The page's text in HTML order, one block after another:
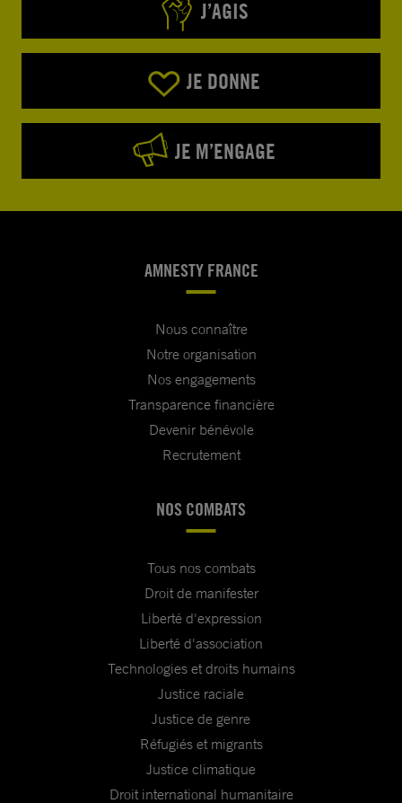
l’expression de ma haute considération
J’AGIS
JE DONNE
JE M’ENGAGE
AMNESTY FRANCE
Nous connaître
Notre organisation
Nos engagements
Transparence financière
Devenir bénévole
Recrutement
NOS COMBATS
Tous nos combats
Droit de manifester
Liberté d'expression
Liberté d'association
Technologies et droits humains
Justice raciale
Justice de genre
Réfugiés et migrants
Justice climatique
Droit international humanitaire